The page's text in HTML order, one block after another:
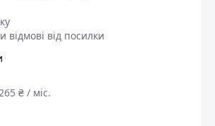
від посилки
₴ / міс.